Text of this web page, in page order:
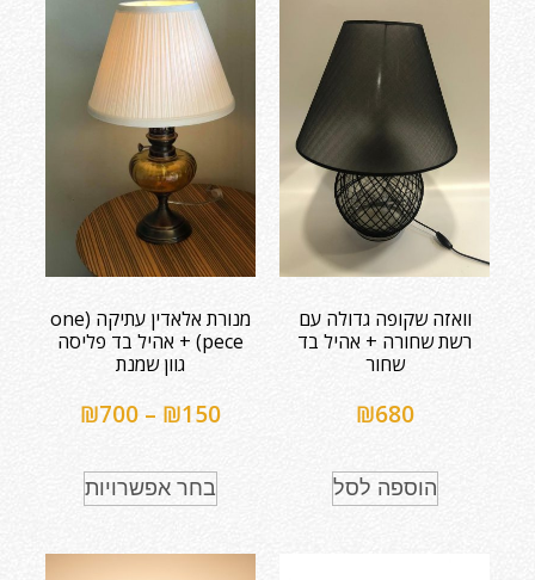
וואזה שקופה גדולה עם
רשת שחורה + אהיל בד
שחור
₪680
הוספה לסל
מנורת אלאדין עתיקה (one
pece) + אהיל בד פליסה
גוון שמנת
₪150
–
₪700
בחר אפשרויות